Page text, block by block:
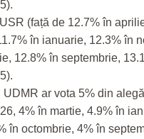
(față de 12.7% în
în ianuarie, 12.3% în
12.8% în septembrie,
UDMR ar vota 5% din
4% în martie, 4.9% în
în octombrie, 4% în